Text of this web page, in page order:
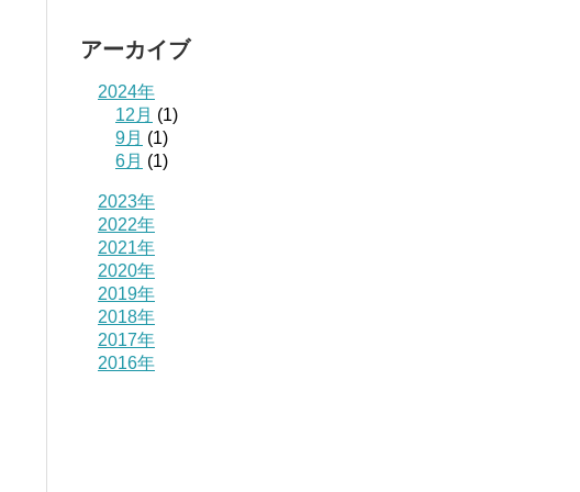
アーカイブ
2024年
12月 (1)
9月 (1)
6月 (1)
2023年
2022年
2021年
2020年
2019年
2018年
2017年
2016年